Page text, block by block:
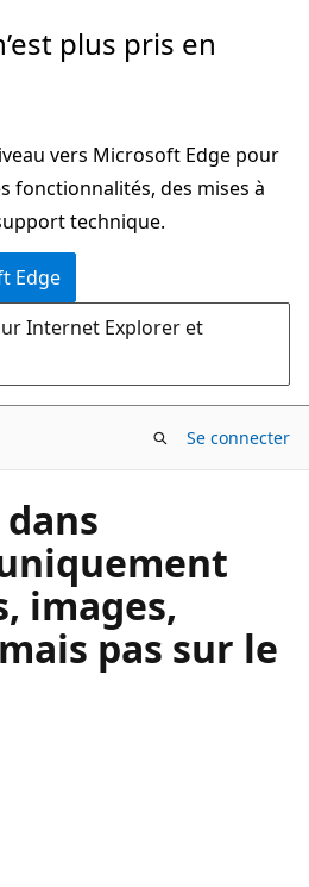
plus pris en
vers Microsoft Edge pour
fonctionnalités, des mises à
technique.
Edge
Internet Explorer et
Se connecter
images,
pas sur le